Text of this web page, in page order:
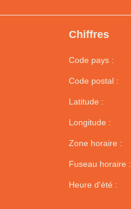
Chiffres
Code pays :
Code postal :
Latitude :
Longitude :
Zone horaire :
Fuseau horaire :
Heure d'été :